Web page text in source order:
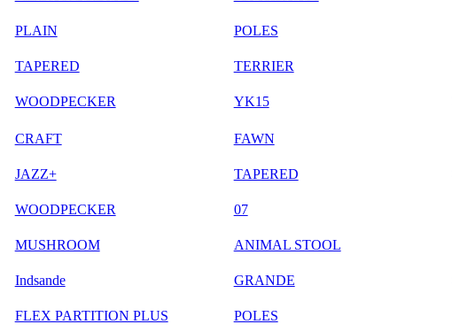
PLAIN POLES
TAPERED TERRIER
WOODPECKER YK15
CRAFT FAWN
JAZZ+ TAPERED
WOODPECKER 07
MUSHROOM ANIMAL STOOL
Indsande GRANDE
FLEX PARTITION PLUS POLES